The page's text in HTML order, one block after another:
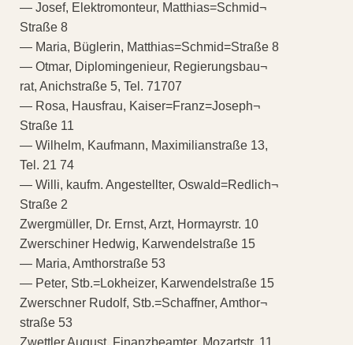
— Josef, Elektromonteur, Matthias=Schmid¬
Straße 8
— Maria, Büglerin, Matthias=Schmid=Straße 8
— Otmar, Diplomingenieur, Regierungsbau¬
rat, Anichstraße 5, Tel. 71707
— Rosa, Hausfrau, Kaiser=Franz=Joseph¬
Straße 11
— Wilhelm, Kaufmann, Maximilianstraße 13,
Tel. 21 74
— Willi, kaufm. Angestellter, Oswald=Redlich¬
Straße 2
Zwergmüller, Dr. Ernst, Arzt, Hormayrstr. 10
Zwerschiner Hedwig, Karwendelstraße 15
— Maria, Amthorstraße 53
— Peter, Stb.=Lokheizer, Karwendelstraße 15
Zwerschner Rudolf, Stb.=Schaffner, Amthor¬
straße 53